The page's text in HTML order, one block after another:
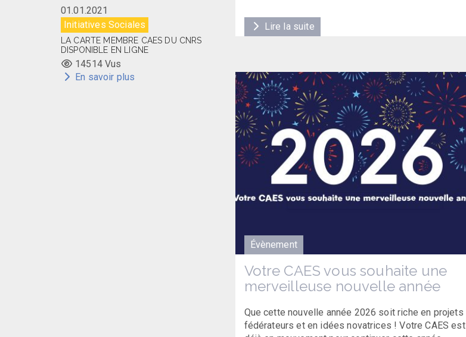
Lire la suite
Évènement
Votre CAES vous souhaite une
merveilleuse nouvelle année
Que cette nouvelle année 2026 soit riche en projets
fédérateurs et en idées novatrices ! Votre CAES est
01.01.2021
Initiatives Sociales
LA CARTE MEMBRE CAES DU CNRS
DISPONIBLE EN LIGNE
14514 Vus
En savoir plus